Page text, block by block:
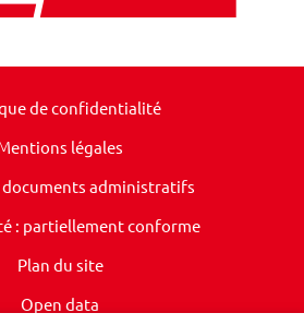
de confidentialité
légales
documents administratifs
: partiellement conforme
Plan du site
Open data